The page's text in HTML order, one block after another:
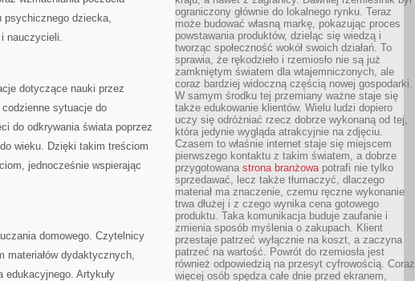
psychicznego dziecka,
nauczycieli.
dotyczące nauki przez
sytuacje do
do odkrywania świata poprzez
wieku. Dzięki takim treściom
jednocześnie wspierając
domowego. Czytelnicy
materiałów dydaktycznych,
edukacyjnego. Artykuły
ograniczony głównie do lokalnego rynku. Teraz
może budować własną markę, pokazując proces
powstawania produktów, dzieląc się wiedzą i
tworząc społeczność wokół swoich działań. To
sprawia, że rękodzieło i rzemiosło nie są już
zamkniętym światem dla wtajemniczonych, ale
coraz bardziej widoczną częścią nowej gospodarki.
W samym środku tej przemiany ważne staje się
także edukowanie klientów. Wielu ludzi dopiero
uczy się odróżniać rzecz dobrze wykonaną od tej,
która jedynie wygląda atrakcyjnie na zdjęciu.
Czasem to właśnie internet staje się miejscem
pierwszego kontaktu z takim światem, a dobrze
przygotowana strona branżowapotrafi nie tylko
sprzedawać, lecz także tłumaczyć, dlaczego
materiał ma znaczenie, czemu ręczne wykonanie
trwa dłużej i z czego wynika cena gotowego
produktu. Taka komunikacja buduje zaufanie i
zmienia sposób myślenia o zakupach. Klient
przestaje patrzeć wyłącznie na koszt, a zaczyna
patrzeć na wartość. Powrót do rzemiosła jest
również odpowiedzią na przesyt cyfrowością. Coraz
więcej osób spędza całe dnie przed ekranem,